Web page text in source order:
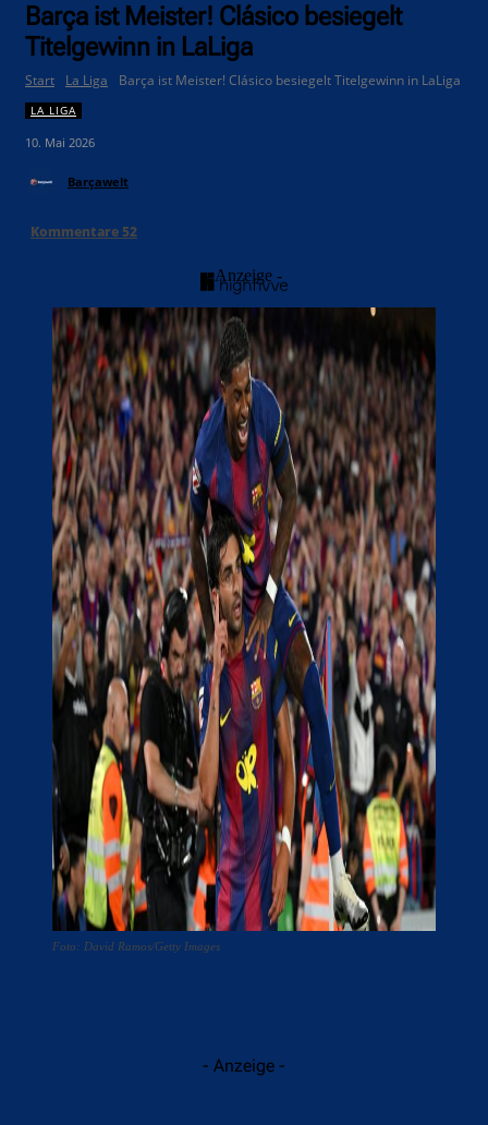
Barça ist Meister! Clásico besiegelt
Titelgewinn in LaLiga
Start La Liga Barça ist Meister! Clásico besiegelt Titelgewinn in LaLiga
LA LIGA
10. Mai 2026
Barçawelt
Kommentare52
- Anzeige -
Foto: David Ramos/Getty Images
- Anzeige -